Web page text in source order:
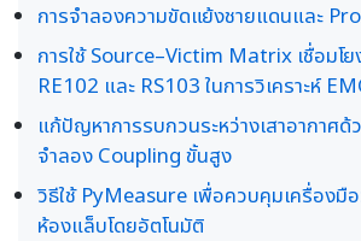
การจำลองความขัดแย้งชายแดนและ
การใช้ Source–Victim Matrix เชื่อมโ
RE102 และ RS103 ในการวิเคราะห์
แก้ปัญหาการรบกวนระหว่างเสาอากาศด้
จำลอง Coupling ขั้นสูง
วิธีใช้ PyMeasure เพื่อควบคุมเครื่องมื
ห้องแล็บโดยอัตโนมัติ